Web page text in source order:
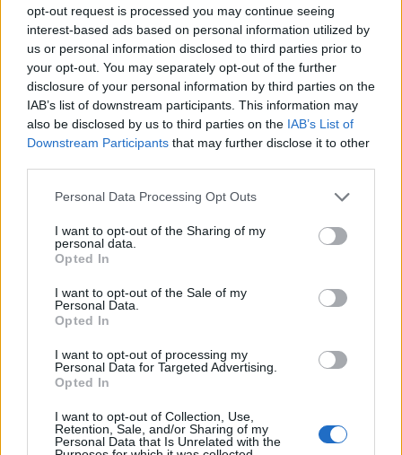
opt-out request is processed you may continue seeing
interest-based ads based on personal information utilized by
us or personal information disclosed to third parties prior to
your opt-out. You may separately opt-out of the further
disclosure of your personal information by third parties on the
IAB’s list of downstream participants. This information may
also be disclosed by us to third parties on the IAB’s List of
Downstream Participants that may further disclose it to other
Please note that this website/app uses one or more Google
not limited to your visit or usage behaviour. You may click to
grant or deny consent to Google and its third-party tags to
use your data for below specified purposes in below Google
consent section.
Personal Data Processing Opt Outs
I want to opt-out of the Sharing of my
personal data.
Opted In
I want to opt-out of the Sale of my
Personal Data.
Opted In
I want to opt-out of processing my
Personal Data for Targeted Advertising.
Opted In
I want to opt-out of Collection, Use,
Retention, Sale, and/or Sharing of my
Personal Data that Is Unrelated with the
In sintesi, MAHLE non si limita a produrre
tecnologie; sta creando una comunità, un
movimento. Dalla promozione dell’empowerment
femminile alla spinta verso la sostenibilità, ogni
passo che l’azienda compie è un passo verso un
futuro più luminoso. Non perdere l’occasione di
della mobilità ti aspetta! 💚🚀
AUTORE